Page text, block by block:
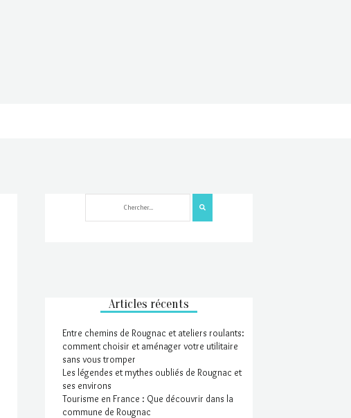
Articles récents
Entre chemins de Rougnac et ateliers roulants:
comment choisir et aménager votre utilitaire
sans vous tromper
Les légendes et mythes oubliés de Rougnac et
ses environs
Tourisme en France : Que découvrir dans la
commune de Rougnac